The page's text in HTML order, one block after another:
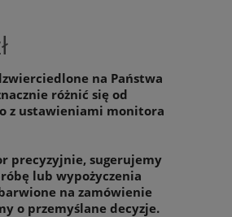
na Państwa
różnić się od
z ustawieniami monitora
precyzyjnie, sugerujemy
lub wypożyczenia
na zamówienie
o przemyślane decyzje.